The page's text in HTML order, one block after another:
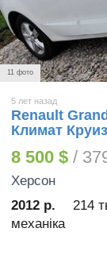
11 фото
5 лет назад
Renault
Климат Круиз
8 500 $ /
Херсон
2012 р.
214
механіка